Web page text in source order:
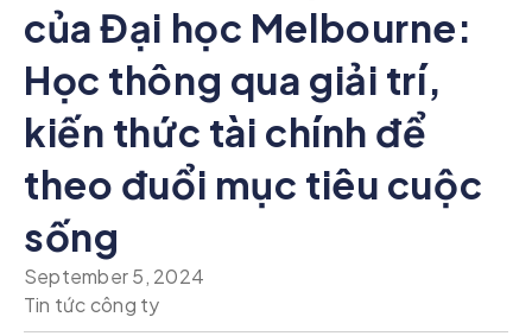
của Đại học Melbourne:
Học thông qua giải trí,
kiến thức tài chính để
theo đuổi mục tiêu cuộc
sống
September 5, 2024
Tin tức công ty